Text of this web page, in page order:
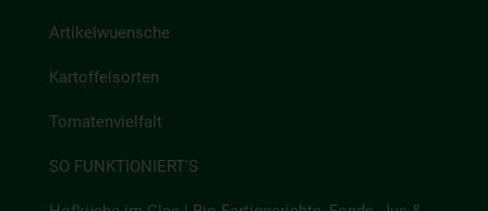
Artikelwuensche
Kartoffelsorten
Tomatenvielfalt
SO FUNKTIONIERT'S